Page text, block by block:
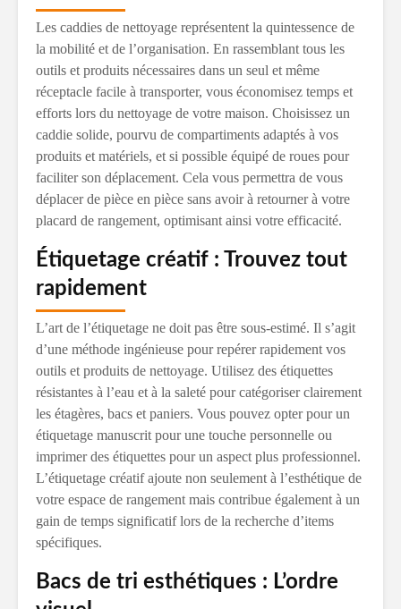
Les caddies de nettoyage représentent la quintessence de
la mobilité et de l’organisation. En rassemblant tous les
outils et produits nécessaires dans un seul et même
réceptacle facile à transporter, vous économisez temps et
efforts lors du nettoyage de votre maison. Choisissez un
caddie solide, pourvu de compartiments adaptés à vos
produits et matériels, et si possible équipé de roues pour
faciliter son déplacement. Cela vous permettra de vous
déplacer de pièce en pièce sans avoir à retourner à votre
placard de rangement, optimisant ainsi votre efficacité.
Étiquetage créatif : Trouvez tout
rapidement
L’art de l’étiquetage ne doit pas être sous-estimé. Il s’agit
d’une méthode ingénieuse pour repérer rapidement vos
outils et produits de nettoyage. Utilisez des étiquettes
résistantes à l’eau et à la saleté pour catégoriser clairement
les étagères, bacs et paniers. Vous pouvez opter pour un
étiquetage manuscrit pour une touche personnelle ou
imprimer des étiquettes pour un aspect plus professionnel.
L’étiquetage créatif ajoute non seulement à l’esthétique de
votre espace de rangement mais contribue également à un
gain de temps significatif lors de la recherche d’items
spécifiques.
Bacs de tri esthétiques : L’ordre